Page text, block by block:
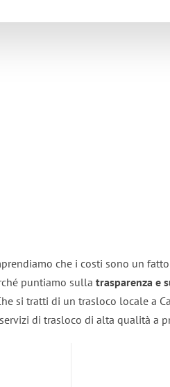
che i costi sono un
puntiamo sulla trasparenza e
si tratti di un trasloco locale a
di trasloco di alta qualità a